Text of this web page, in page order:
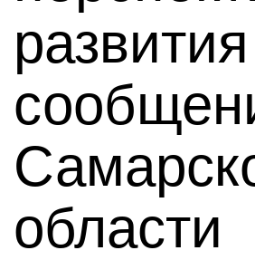
развития
области